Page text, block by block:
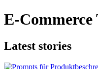
E-Commerce
Latest stories